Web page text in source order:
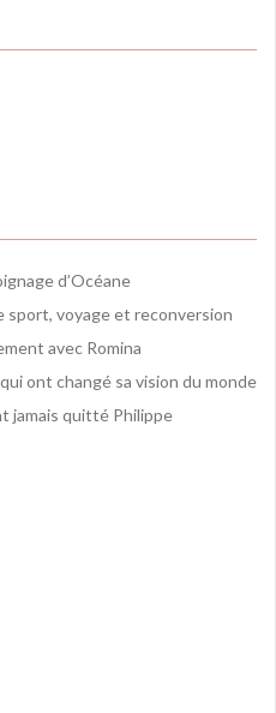
d’Océane
sport, voyage et reconversion
avec Romina
ont changé sa vision du monde
jamais quitté Philippe